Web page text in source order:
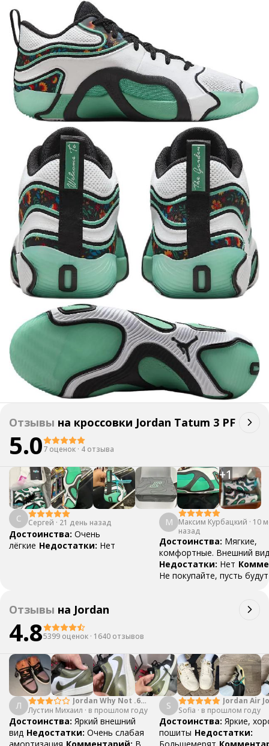
Отзывы на кроссовки Jordan Tatum 3 PF
5.07 оценок · 4 отзыва
+1
С Сергей · 21 день назад
Достоинства: Очень
лёгкие Недостатки: Нет
М Максим Курбацкий · 10
назад
Достоинства: Мягкие,
комфортные. Внешний
Недостатки: Нет
Не покупайте, пусть
Отзывы на Jordan
4.85399 оценок · 1640 отзывов
Л
Jordan Why Not .6
"Bright Crimson" PF
Лустин Михаил · в прошлом году
Достоинства: Яркий внешний
вид Недостатки: Очень слабая
S
Jordan Air
Mid SE
Sofia · в прошлом году
Достоинства: Яркие,
пошиты Недостатки: